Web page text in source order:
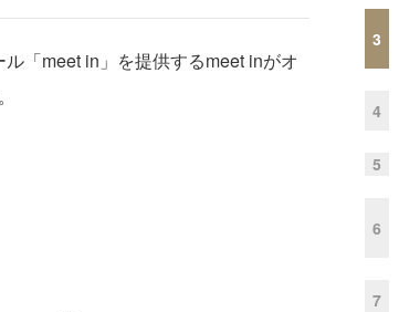
「meet in」を提供するmeet inがオ
3
4
5
6
7